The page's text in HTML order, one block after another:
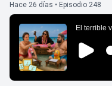
Hace 26 días • Episodio 248